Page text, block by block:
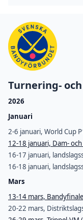
Turnering-
2026
Januari
2-6 januari, World Cup
12-18 januari, Dam-
16-17 januari,
16-18 januari,
Mars
13-14 mars,
20-22 mars,